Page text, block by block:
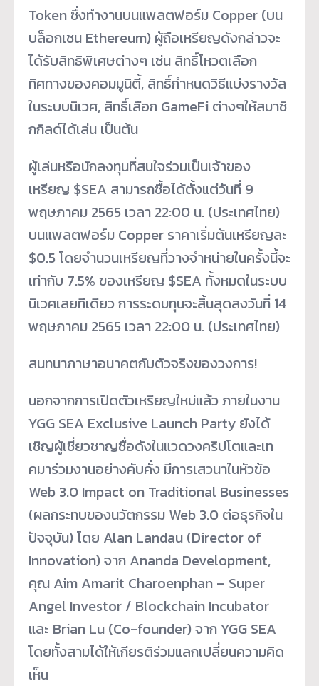
Token ซึ่งทำงานบนแพลตฟอร์ม Copper (บน
บล็อกเชน Ethereum) ผู้ถือเหรียญดังกล่าวจะ
ได้รับสิทธิพิเศษต่างๆ เช่น สิทธิ์โหวตเลือก
ทิศทางของคอมมูนิตี้, สิทธิ์กำหนดวิธีแบ่งรางวัล
ในระบบนิเวศ, สิทธิ์เลือก GameFi ต่างๆให้สมาชิ
กกิลด์ได้เล่น เป็นต้น
ผู้เล่นหรือนักลงทุนที่สนใจร่วมเป็นเจ้าของ
เหรียญ $SEA สามารถซื้อได้ตั้งแต่วันที่ 9
พฤษภาคม 2565 เวลา 22:00 น. (ประเทศไทย)
บนแพลตฟอร์ม Copper ราคาเริ่มต้นเหรียญละ
$0.5 โดยจำนวนเหรียญที่วางจำหน่ายในครั้งนี้จะ
เท่ากับ 7.5% ของเหรียญ $SEA ทั้งหมดในระบบ
นิเวศเลยทีเดียว การระดมทุนจะสิ้นสุดลงวันที่ 14
พฤษภาคม 2565 เวลา 22:00 น. (ประเทศไทย)
สนทนาภาษาอนาคตกับตัวจริงของวงการ!
นอกจากการเปิดตัวเหรียญใหม่แล้ว ภายในงาน
YGG SEA Exclusive Launch Party ยังได้
เชิญผู้เชี่ยวชาญชื่อดังในแวดวงคริปโตและเท
คมาร่วมงานอย่างคับคั่ง มีการเสวนาในหัวข้อ
Web 3.0 Impact on Traditional Businesses
(ผลกระทบของนวัตกรรม Web 3.0 ต่อธุรกิจใน
ปัจจุบัน) โดย Alan Landau (Director of
Innovation) จาก Ananda Development,
คุณ Aim Amarit Charoenphan – Super
Angel Investor / Blockchain Incubator
และ Brian Lu (Co-founder) จาก YGG SEA
โดยทั้งสามได้ให้เกียรติร่วมแลกเปลี่ยนความคิด
เห็น